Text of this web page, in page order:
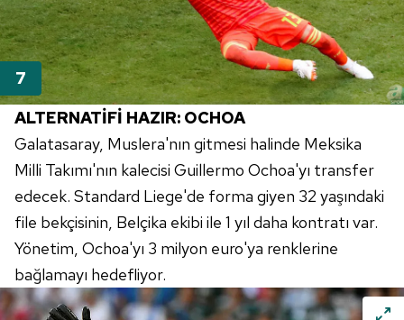
ALTERNATİFİ HAZIR: OCHOA
Galatasaray, Muslera'nın gitmesi halinde Meksika
Milli Takımı'nın kalecisi Guillermo Ochoa'yı transfer
edecek. Standard Liege'de forma giyen 32 yaşındaki
file bekçisinin, Belçika ekibi ile 1 yıl daha kontratı var.
Yönetim, Ochoa'yı 3 milyon euro'ya renklerine
bağlamayı hedefliyor.